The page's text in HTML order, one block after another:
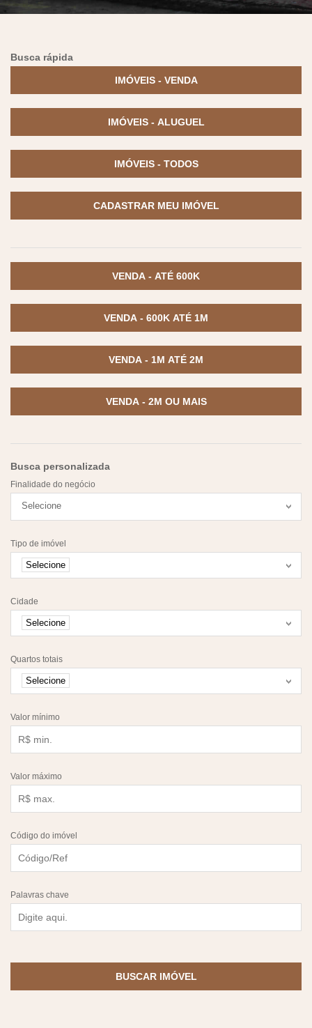
Busca rápida
IMÓVEIS - VENDA
IMÓVEIS - ALUGUEL
IMÓVEIS - TODOS
CADASTRAR MEU IMÓVEL
VENDA - ATÉ 600K
VENDA - 600K ATÉ 1M
VENDA - 1M ATÉ 2M
VENDA - 2M OU MAIS
Busca personalizada
Finalidade do negócio
Selecione
Tipo de imóvel
Selecione
Cidade
Selecione
Quartos totais
Selecione
Valor mínimo
Valor máximo
Código do imóvel
Palavras chave
BUSCAR IMÓVEL